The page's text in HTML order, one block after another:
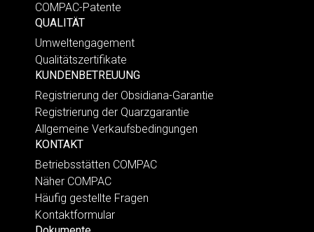
COMPAC-Patente
QUALITÄT
Umweltengagement
Qualitätszertifikate
KUNDENBETREUUNG
Registrierung der Obsidiana-Garantie
Registrierung der Quarzgarantie
Allgemeine Verkaufsbedingungen
KONTAKT
Betriebsstätten COMPAC
Näher COMPAC
Häufig gestellte Fragen
Kontaktformular